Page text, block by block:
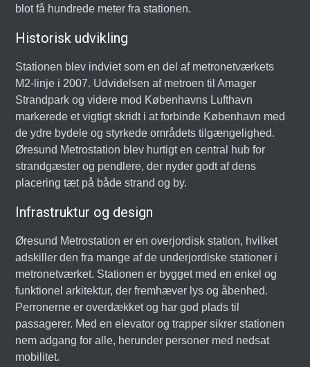
blot få hundrede meter fra stationen.
Historisk udvikling
Stationen blev indviet som en del af metronetværkets
M2-linje i 2007. Udvidelsen af metroen til Amager
Strandpark og videre mod Københavns Lufthavn
markerede et vigtigt skridt i at forbinde København med
de ydre bydele og styrkede områdets tilgængelighed.
Øresund Metrostation blev hurtigt en central hub for
strandgæster og pendlere, der nyder godt af dens
placering tæt på både strand og by.
Infrastruktur og design
Øresund Metrostation er en overjordisk station, hvilket
adskiller den fra mange af de underjordiske stationer i
metronetværket. Stationen er bygget med en enkel og
funktionel arkitektur, der fremhæver lys og åbenhed.
Perronerne er overdækket og har god plads til
passagerer. Med en elevator og trapper sikrer stationen
nem adgang for alle, herunder personer med nedsat
mobilitet.